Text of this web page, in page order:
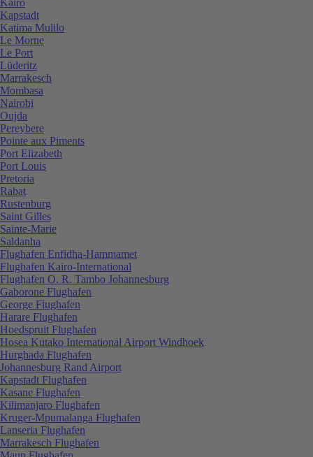
Kapstadt
Katima Mulilo
Le Morne
Le Port
Lüderitz
Marrakesch
Mombasa
Nairobi
Oujda
Pereybere
Pointe aux Piments
Port Elizabeth
Port Louis
Pretoria
Rabat
Rustenburg
Saint Gilles
Sainte-Marie
Saldanha
Flughafen Enfidha-Hammamet
Flughafen Kairo-International
Flughafen O. R. Tambo Johannesburg
Gaborone Flughafen
George Flughafen
Harare Flughafen
Hoedspruit Flughafen
Hosea Kutako International Airport Windhoek
Hurghada Flughafen
Johannesburg Rand Airport
Kapstadt Flughafen
Kasane Flughafen
Kilimanjaro Flughafen
Kruger-Mpumalanga Flughafen
Lanseria Flughafen
Marrakesch Flughafen